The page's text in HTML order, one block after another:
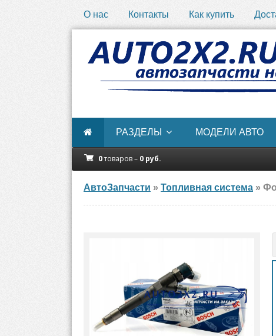
О нас Контакты Как купить
РАЗДЕЛЫ МОДЕЛИ АВТО
0товаров – 0 руб.
АвтоЗапчасти » Топливная система »